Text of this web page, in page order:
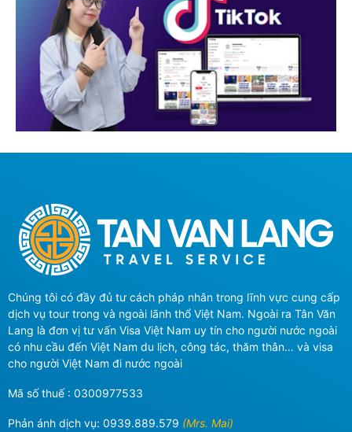
Chúng tôi có đầy đủ tư cách pháp nhân trong lĩnh vực cung cấp
dịch vụ tour trong và ngoài lãnh thổ Việt Nam. Ngoài ra Tân Văn
Lang là đơn vị tư vấn Visa Việt Nam uy tín cho người nước ngoài
có nhu cầu đến Việt Nam du lịch, công tác, thăm thân… và visa
cho người Việt Nam đi nước ngoài
Mã số thuế : 0300977533
Phản ánh dịch vụ: 0939.889.579 (Mrs. Mai)